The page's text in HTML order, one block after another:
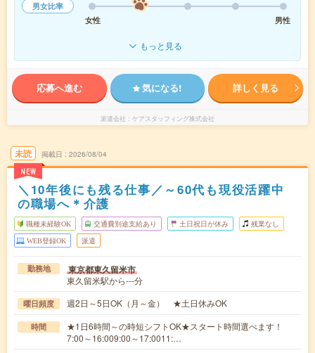
男女比率
女性
男性
もっと見る
応募へ進む 気になる! 詳しく見る
派遣会社 ケアスタッフィング株式会社
未読
NEW
掲載日 2026/08/04
＼10年後にも残る仕事／～60代も現役活躍中
の職場へ＊介護
職種未経験OK 交通費別途支給あり 土日祝日が休み 残業なし
WEB登録OK 派遣
勤務地 東京都東久留米市
東久留米駅から---分
曜日頻度 週2日～5日OK（月～金） ★土日休みOK
時間
★1日6時間～の時短シフトOK★スタート時間選べます！
7:00～16:009:00～17:0011:…